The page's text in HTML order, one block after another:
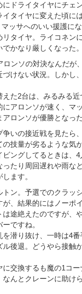
にドライタイヤにチェ
イタイヤに変えた頃に
ッサへのいい援護に
リタイヤ。ライコネン
でかなり厳しくなった
ロンソの対決なんだが
づけない状況。しかし
えた2台は、みるみる
にアロンソが速く、マ
ロンソが優勝となっ
争いの接近戦を見たら
技量が劣るような気
ビングしてるときは、
ったり周回遅れや雨な
ます。
トン。予選でのクラッ
が、結果的にはノーポ
途絶えたのですが、
ですね。
を潜り抜け、一時は4
後退。どうやら接触
に交換するも魔の1コ
なんとクレーンに助け